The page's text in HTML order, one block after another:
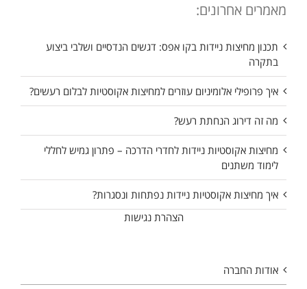
מאמרים אחרונים:
תכנון מחיצות ניידות בקו אפס: דגשים הנדסיים ושלבי ביצוע
בתקרה
איך פרופילי אלומיניום עוזרים למחיצות אקוסטיות לבלום רעשים?
מה זה דירוג הנחתת רעש?
מחיצות אקוסטיות ניידות לחדרי הדרכה – פתרון גמיש לחללי
לימוד משתנים
איך מחיצות אקוסטיות ניידות נפתחות ונסגרות?
הצהרת נגישות
אודות החברה